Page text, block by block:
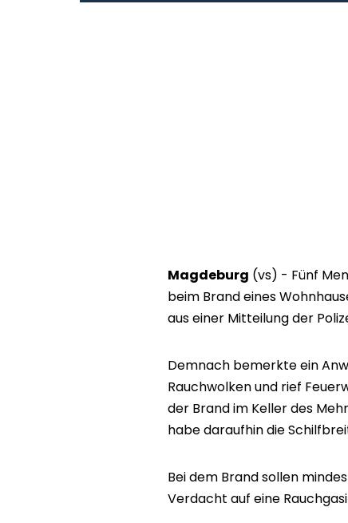
Magdeburg (vs) - Fünf
beim Brand eines
aus einer Mitteilung der
Demnach bemerkte ein
Rauchwolken und rief
der Brand im Keller des
habe daraufhin die
Bei dem Brand sollen
Verdacht auf eine